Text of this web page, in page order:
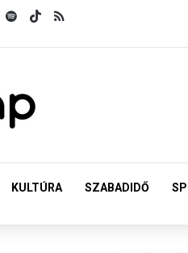
SpotifyTikTok
KULTÚRA SZABADIDŐ